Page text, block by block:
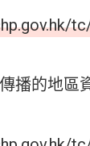
播的地區